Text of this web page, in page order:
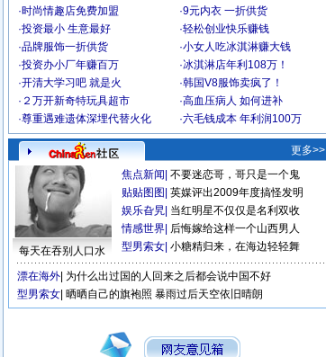
·时尚情趣店免费加盟 ·9元内衣 一折供货
·投资最小 生意最好 ·轻松创业快乐赚钱
·品牌服饰一折供货 ·小女人吃冰淇淋赚大钱
·投资办小厂年赚百万 ·冰淇淋店年利108万！
·开清大学习吧 就是火 ·韩国V8服饰卖疯了！
· ２万开新奇特玩具超市 ·高血压病人 如何进补
·尊重遇难遗体深埋代替火化 ·六毛钱成本 年利润100万
更多>>
每天在吞别人口水
焦点新闻 不要迷恋哥，哥只是一个鬼
贴贴图图 英媒评出2009年度搞怪发明
娱乐旮旯 当红明星不仅仅是名利双收
情感世界 后悔嫁给这样一个山西男人
型男索女 小糖精归来，在海边轻轻舞
漂在海外 为什么出过国的人回来之后都会说中国不好
型男索女 晒晒自己的旗袍照 暴雨过后天空依旧晴朗